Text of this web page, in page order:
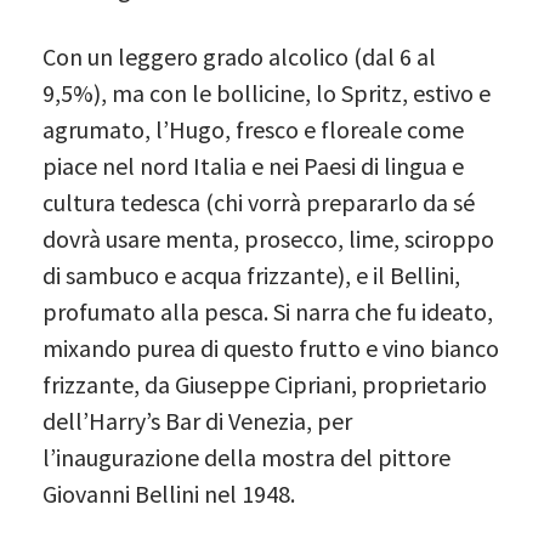
Con un leggero grado alcolico (dal 6 al
9,5%), ma con le bollicine, lo Spritz, estivo e
agrumato, l’Hugo, fresco e floreale come
piace nel nord Italia e nei Paesi di lingua e
cultura tedesca (chi vorrà prepararlo da sé
dovrà usare menta, prosecco, lime, sciroppo
di sambuco e acqua frizzante), e il Bellini,
profumato alla pesca. Si narra che fu ideato,
mixando purea di questo frutto e vino bianco
frizzante, da Giuseppe Cipriani, proprietario
dell’Harry’s Bar di Venezia, per
l’inaugurazione della mostra del pittore
Giovanni Bellini nel 1948.